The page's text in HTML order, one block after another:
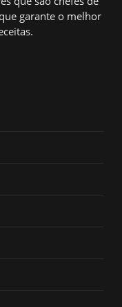
garante o melhor